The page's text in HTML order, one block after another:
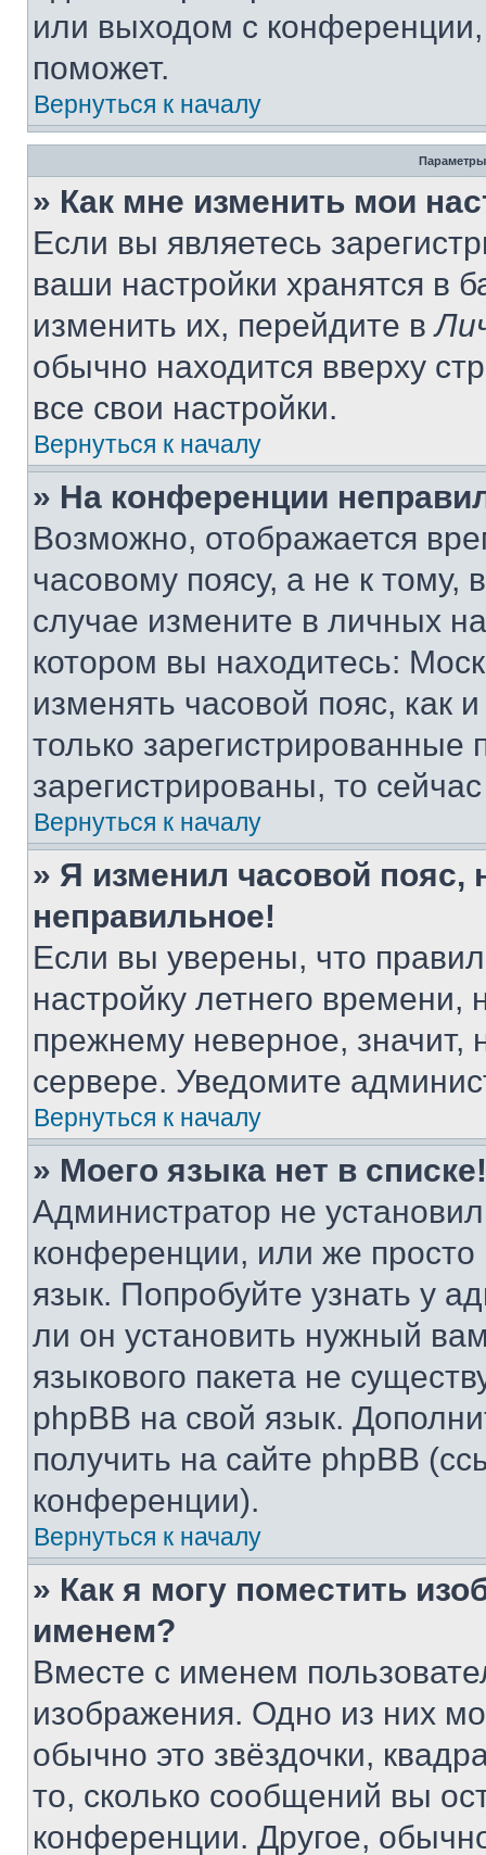
или выходом с
поможет.
Вернуться к началу
Параметры
» Как мне изменить мои
Если вы являетесь
ваши настройки хранятся в
изменить их, перейдите в
обычно находится вверху
все свои настройки.
Вернуться к началу
» На конференции
Возможно, отображается
часовому поясу, а не к тому,
случае измените в личных
котором вы находитесь:
изменять часовой пояс, как
только
зарегистрированы, то
Вернуться к началу
» Я изменил часовой пояс,
неправильное!
Если вы уверены, что
настройку летнего
прежнему неверное, значит,
сервере. Уведомите
Вернуться к началу
» Моего языка нет в списке!
Администратор не
конференции, или же
язык. Попробуйте узнать у
ли он установить нужный
языкового пакета не
phpBB на свой язык.
получить на сайте phpBB
конференции).
Вернуться к началу
» Как я могу поместить
именем?
Вместе с именем
изображения. Одно из них
обычно это звёздочки,
то, сколько сообщений вы
конференции. Другое,